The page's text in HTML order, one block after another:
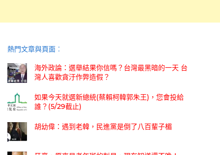
熱門文章與頁面︰
海外政論：選舉結果你信嗎？台灣最黑暗的一天 台
灣人喜歡貪汙作弊造假？
如果今天就選新總統(蔡賴柯韓郭朱王)，您會投給
誰？(5/29截止)
胡幼偉：遇到老韓，民進黨是倒了八百輩子楣